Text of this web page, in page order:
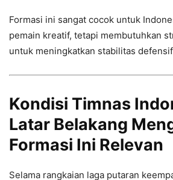
Formasi ini sangat cocok untuk
pemain kreatif, tetapi membutuhkan
untuk meningkatkan stabilitas
Kondisi Timnas
Latar Belakang
Formasi Ini Relevan
Selama rangkaian laga putaran